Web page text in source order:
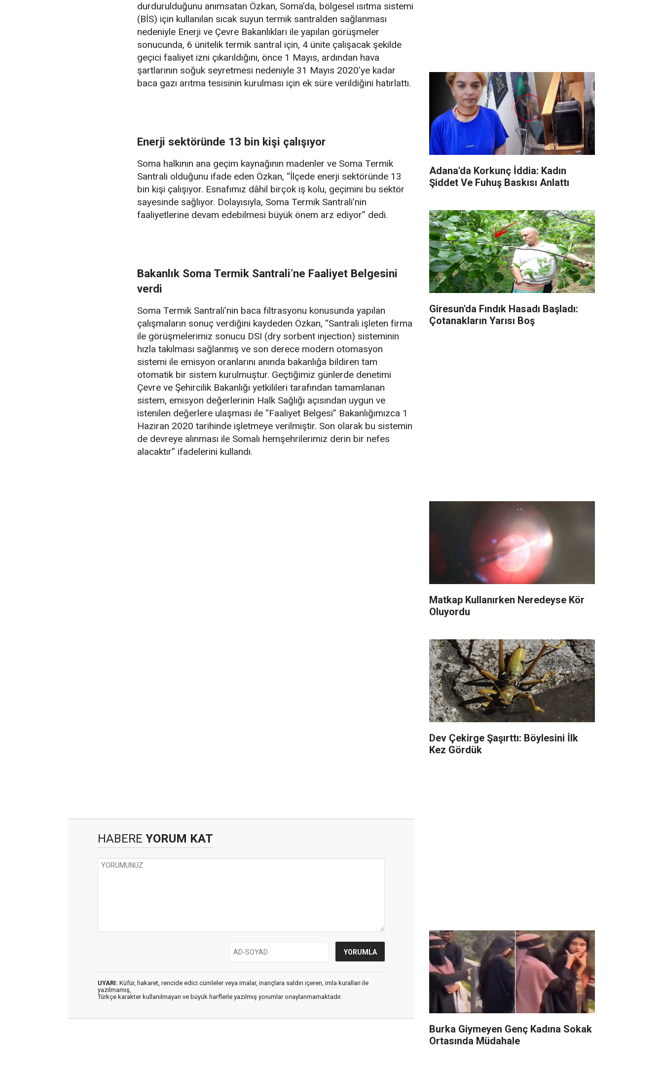
durdurulduğunu anımsatan Özkan, Soma’da, bölgesel ısıtma sistemi
(BİS) için kullanılan sıcak suyun termik santralden sağlanması
nedeniyle Enerji ve Çevre Bakanlıkları ile yapılan görüşmeler
sonucunda, 6 ünitelik termik santral için, 4 ünite çalışacak şekilde
geçici faaliyet izni çıkarıldığını, önce 1 Mayıs, ardından hava
şartlarının soğuk seyretmesi nedeniyle 31 Mayıs 2020’ye kadar
baca gazı arıtma tesisinin kurulması için ek süre verildiğini hatırlattı.
Enerji sektöründe 13 bin kişi çalışıyor
Soma halkının ana geçim kaynağının madenler ve Soma Termik
Santrali olduğunu ifade eden Özkan, “İlçede enerji sektöründe 13
bin kişi çalışıyor. Esnafımız dâhil birçok iş kolu, geçimini bu sektör
sayesinde sağlıyor. Dolayısıyla, Soma Termik Santrali’nin
faaliyetlerine devam edebilmesi büyük önem arz ediyor” dedi.
Bakanlık Soma Termik Santrali’ne Faaliyet Belgesini
verdi
Soma Termik Santrali’nin baca filtrasyonu konusunda yapılan
çalışmaların sonuç verdiğini kaydeden Özkan, “Santrali işleten firma
ile görüşmelerimiz sonucu DSI (dry sorbent injection) sisteminin
hızla takılması sağlanmış ve son derece modern otomasyon
sistemi ile emisyon oranlarını anında bakanlığa bildiren tam
otomatik bir sistem kurulmuştur. Geçtiğimiz günlerde denetimi
Çevre ve Şehircilik Bakanlığı yetkilileri tarafından tamamlanan
sistem, emisyon değerlerinin Halk Sağlığı açısından uygun ve
istenilen değerlere ulaşması ile “Faaliyet Belgesi” Bakanlığımızca 1
Haziran 2020 tarihinde işletmeye verilmiştir. Son olarak bu sistemin
de devreye alınması ile Somalı hemşehrilerimiz derin bir nefes
alacaktır” ifadelerini kullandı.
HABERE YORUM KAT
UYARI: Küfür, hakaret, rencide edici cümleler veya imalar, inançlara saldırı içeren, imla kuralları ile
yazılmamış,
Türkçe karakter kullanılmayan ve büyük harflerle yazılmış yorumlar onaylanmamaktadır.
Adana'da Korkunç İddia: Kadın
Şiddet Ve Fuhuş Baskısı Anlattı
Giresun'da Fındık Hasadı Başladı:
Çotanakların Yarısı Boş
Matkap Kullanırken Neredeyse Kör
Oluyordu
Dev Çekirge Şaşırttı: Böylesini İlk
Kez Gördük
Burka Giymeyen Genç Kadına Sokak
Ortasında Müdahale